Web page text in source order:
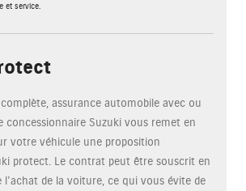
et service.
assurance automobile avec ou
concessionnaire Suzuki vous remet en
votre véhicule une proposition
protect. Le contrat peut être souscrit en
l’achat de la voiture, ce qui vous évite de